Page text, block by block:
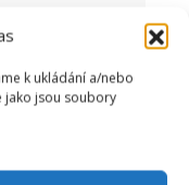
k ukládání a/nebo
jako jsou soubory
jsou